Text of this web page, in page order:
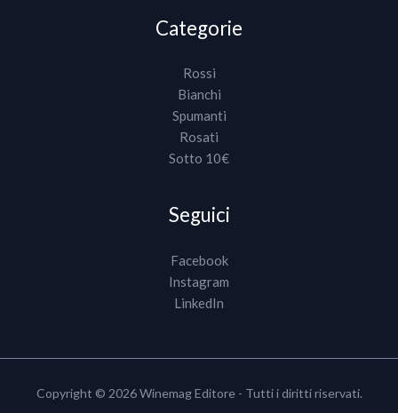
Categorie
Rossi
Bianchi
Spumanti
Rosati
Sotto 10€
Seguici
Facebook
Instagram
LinkedIn
Copyright © 2026 Winemag Editore - Tutti i diritti riservati.